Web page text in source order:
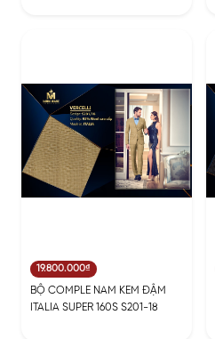
19.800.000₫
BỘ COMPLE NAM KEM ĐẬM
ITALIA SUPER 160S S201-18